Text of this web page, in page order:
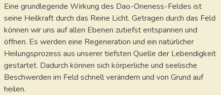
Eine grundlegende Wirkung des Dao-Oneness-Feldes ist
seine Heilkraft durch das Reine Licht. Getragen durch das Feld
können wir uns auf allen Ebenen zutiefst entspannen und
öffnen. Es werden eine Regeneration und ein natürlicher
Heilungsprozess aus unserer tiefsten Quelle der Lebendigkeit
gestartet. Dadurch können sich körperliche und seelische
Beschwerden im Feld schnell verändern und von Grund auf
heilen.